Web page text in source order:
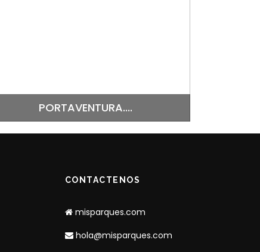
PORTAVENTURA....
CONTACTENOS
misparques.com
hola@misparques.com